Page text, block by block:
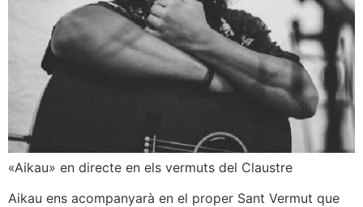
«Aikau» en directe en els vermuts del Claustre
Aikau ens acompanyarà en el proper Sant Vermut que